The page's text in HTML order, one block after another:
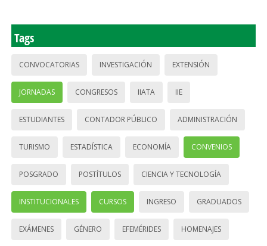
Tags
CONVOCATORIAS INVESTIGACIÓN EXTENSIÓN
JORNADAS CONGRESOS IIATA IIE
ESTUDIANTES CONTADOR PÚBLICO ADMINISTRACIÓN
TURISMO ESTADÍSTICA ECONOMÍA CONVENIOS
POSGRADO POSTÍTULOS CIENCIA Y TECNOLOGÍA
INSTITUCIONALES CURSOS INGRESO GRADUADOS
EXÁMENES GÉNERO EFEMÉRIDES HOMENAJES